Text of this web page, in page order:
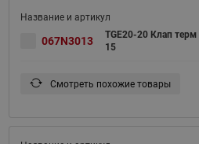
067N3013
TGE20-20 Клап терм
15
Смотреть похожие товары